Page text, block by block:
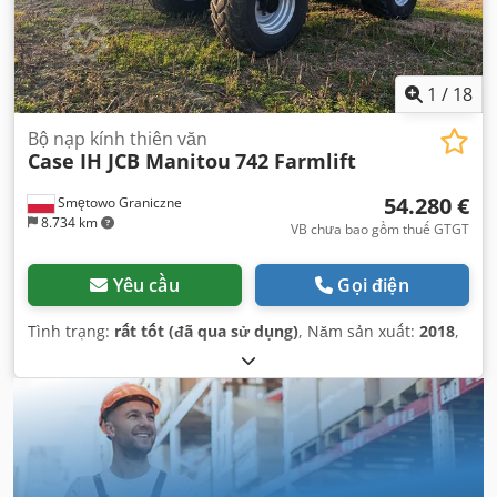
1 / 18
Smętowo Graniczne
8.734 km
Bộ nạp kính thiên văn
Case IH JCB Manitou 742 Farmlift
54.280 €
VB chưa bao gồm thuế GTGT
Yêu cầu Gọi điện
Tình trạng: rất tốt (đã qua sử dụng), Năm sản xuất: 2018,